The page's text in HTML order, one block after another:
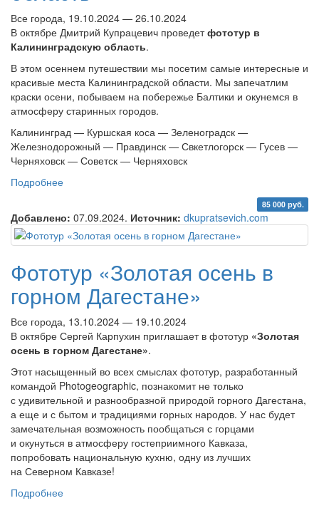
Все города, 19.10.2024 — 26.10.2024
В октябре Дмитрий Купрацевич проведетфототур в
Калининградскую область.
В этом осеннем путешествии мы посетим самые интересные и
красивые места Калининградской области. Мы запечатлим
краски осени, побываем на побережье Балтики и окунемся в
атмосферу старинных городов.
Калининград — Куршская коса — Зеленоградск —
Железнодорожный — Правдинск — Свкетлогорск — Гусев —
Черняховск — Советск — Черняховск
Подробнее
85 000 руб.
Добавлено: 07.09.2024. Источник: dkupratsevich.com
Фототур «Золотая осень в
горном Дагестане»
Все города, 13.10.2024 — 19.10.2024
В октябре Сергей Карпухин приглашает в фототур «Золотая
осень в горном Дагестане».
Этот насыщенный во всех смыслах фототур, разработанный
командой Photogeographic, познакомит не только
с удивительной и разнообразной природой горного Дагестана,
а еще и с бытом и традициями горных народов. У нас будет
замечательная возможность пообщаться с горцами
и окунуться в атмосферу гостеприимного Кавказа,
попробовать национальную кухню, одну из лучших
на Северном Кавказе!
Подробнее